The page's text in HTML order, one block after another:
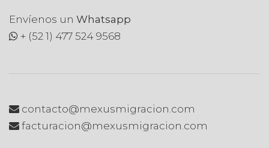
Envíenos un Whatsapp
+ (52 1) 477 524 9568
contacto@mexusmigracion.com
facturacion@mexusmigracion.com